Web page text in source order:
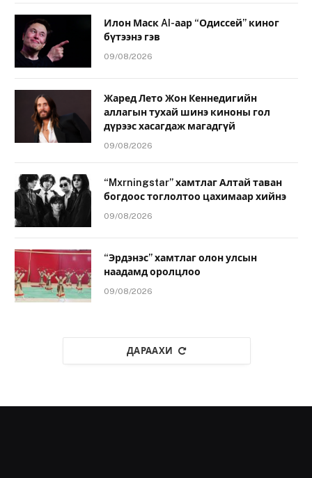
Илон Маск AI-аар “Одиссей” киног
бүтээнэ гэв
09/08/2026
Жаред Лето Жон Кеннедигийн
аллагын тухай шинэ киноны гол
дүрээс хасагдаж магадгүй
09/08/2026
“Mxrningstar” хамтлаг Алтай таван
богдоос тоглолтоо цахимаар хийнэ
09/08/2026
“Эрдэнэс” хамтлаг олон улсын
наадамд оролцлоо
09/08/2026
ДАРААХИ